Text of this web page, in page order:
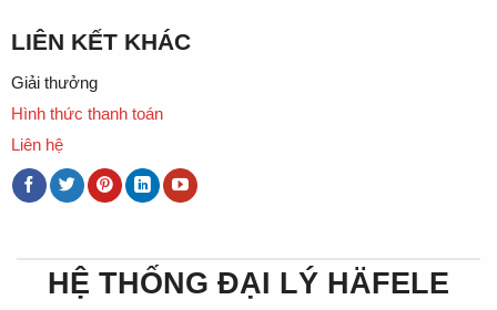
LIÊN KẾT KHÁC
Giải thưởng
Hình thức thanh toán
Liên hệ
HỆ THỐNG ĐẠI LÝ HÄFELE